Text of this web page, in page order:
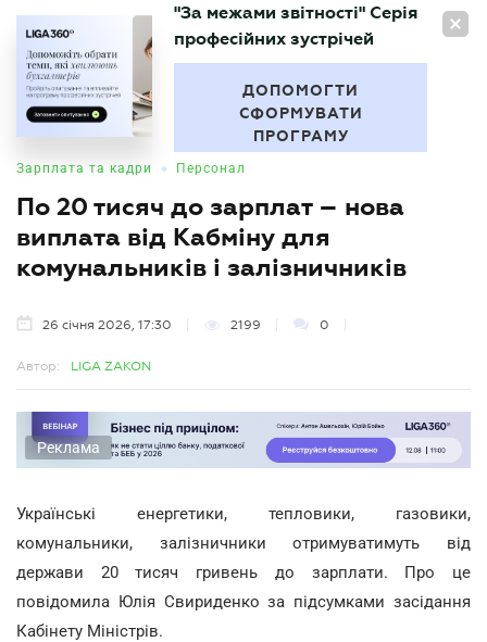
UA
БУХГАЛТЕР
"За межами звітності" Серія
професійних зустрічей
ДОПОМОГТИ
СФОРМУВАТИ
ПРОГРАМУ
Зарплата та кадри • Персонал
По 20 тисяч до зарплат – нова
виплата від Кабміну для
комунальників і залізничників
26 січня 2026, 17:30 2199 0
Автор: LIGA ZAKON
Реклама
Українські енергетики, тепловики, газовики,
комунальники, залізничники отримуватимуть від
держави 20 тисяч гривень до зарплати. Про це
повідомила Юлія Свириденко за підсумками засідання
Кабінету Міністрів.